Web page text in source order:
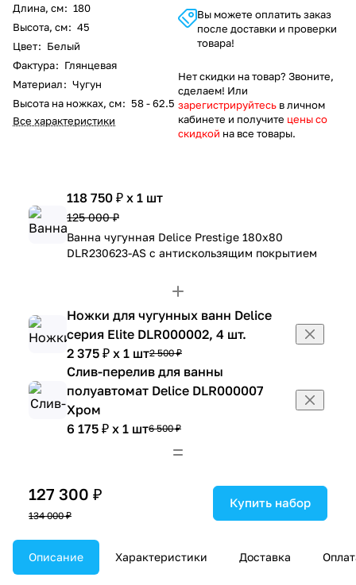
Длина, см: 180
Высота, см: 45
Цвет: Белый
Фактура: Глянцевая
Материал: Чугун
Высота на ножках, см: 58 - 62.5
Все характеристики
Вы можете оплатить заказ
после доставки и проверки
товара!
Нет скидки на товар? Звоните,
сделаем! Или
зарегистрируйтесь в личном
кабинете и получите цены со
скидкой на все товары.
118 750 ₽ x 1 шт
125 000 ₽
Ванна чугунная Delice Prestige 180х80
DLR230623-AS с антискользящим покрытием
Ножки для чугунных ванн Delice
серия Elite DLR000002, 4 шт.
2 375 ₽ x 1 шт2 500 ₽
Слив-перелив для ванны
полуавтомат Delice DLR000007
Хром
6 175 ₽ x 1 шт6 500 ₽
127 300 ₽
134 000 ₽
Купить набор
Описание Характеристики Доставка